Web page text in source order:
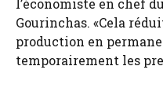
l’économiste en chef
Gourinchas. «Cela
production en
temporairement les